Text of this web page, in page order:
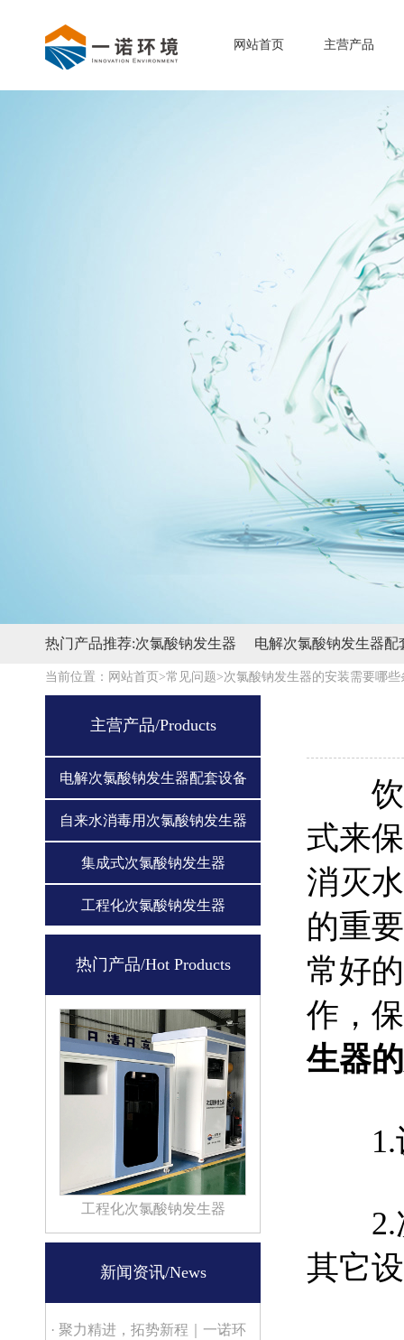
网站首页 主营产品
热门产品推荐:次氯酸钠发生器 电解次氯酸钠发生器配
当前位置： 网站首页>常见问题>次氯酸钠发生器的安装需要哪些
主营产品/Products
电解次氯酸钠发生器配套设备
自来水消毒用次氯酸钠发生器
集成式次氯酸钠发生器
工程化次氯酸钠发生器
热门产品/Hot Products
工程化次氯酸钠发生器
新闻资讯/News
· 聚力精进，拓势新程｜一诺环
饮水
式来
消灭
的重
常好
作，
生器
1.设
2.次
其它